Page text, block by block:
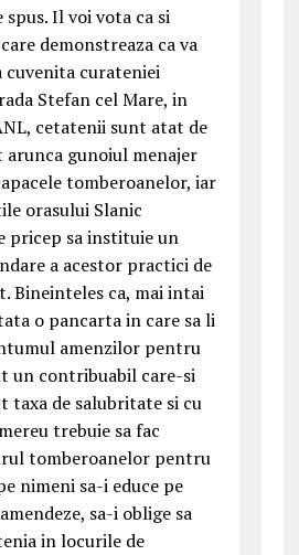
spus. Il voi vota ca si
demonstreaza ca va
cuvenita curateniei
Stefan cel Mare, in
cetatenii sunt atat de
gunoiul menajer
tomberoanelor, iar
orasului Slanic
pricep sa instituie un
a acestor practici de
Bineinteles ca, mai intai
o pancarta in care sa li
amenzilor pentru
un contribuabil care-si
taxa de salubritate si cu
trebuie sa fac
tomberoanelor pentru
nimeni sa-i educe pe
sa-i oblige sa
in locurile de